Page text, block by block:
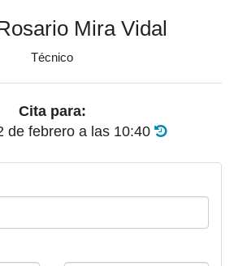
Mira Vidal
Técnico
Cita para:
de febrero a las 10:40